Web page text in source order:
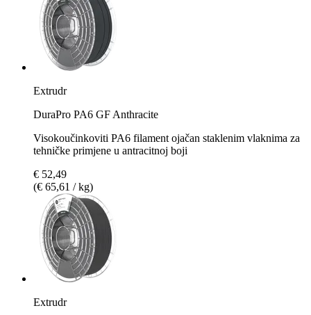
Extrudr
DuraPro PA6 GF Anthracite
Visokoučinkoviti PA6 filament ojačan staklenim vlaknima za
tehničke primjene u antracitnoj boji
€ 52,49
(€ 65,61 / kg)
Extrudr